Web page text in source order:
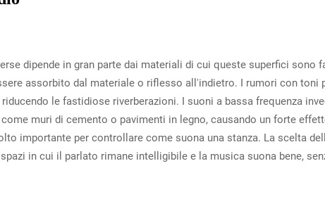
dipende in gran parte dai materiali di cui queste superfici sono
assorbito dal materiale o riflesso all'indietro. I rumori con toni
le fastidiose riverberazioni. I suoni a bassa frequenza
muri di cemento o pavimenti in legno, causando un forte
importante per controllare come suona una stanza. La scelta
in cui il parlato rimane intelligibile e la musica suona bene,